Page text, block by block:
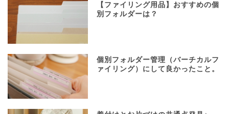
【ファイリング用品】おすすめの個
別フォルダーは？
個別フォルダー管理（バーチカルフ
ァイリング）にして良かったこと。